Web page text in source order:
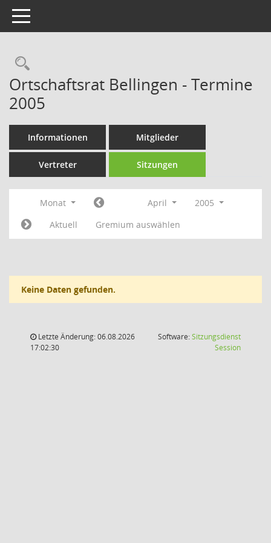
Toggle navigation
Rechercheauswahl
Ortschaftsrat Bellingen - Termine
2005
Informationen Mitglieder
Vertreter Sitzungen
Monat April
2005
Aktuell
Gremium auswählen
Keine Daten gefunden.
Letzte Änderung: 06.08.2026
17:02:30
Software:Sitzungsdienst
Session(Wird in